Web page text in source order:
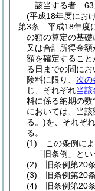
該当する者
(平成18年度にお
第3条
平成18年度
の額の算定の基
又は合計所得金
額を確定するこ
る日までの間に
険料に限り、 次の
じ、それぞれ当該
料に係る納期の
においては、当
る。)を、それぞ
る。
(1)
この条例に
「旧条例」と
(2)
旧条例第20
(3)
旧条例第20
(4)
旧条例第20